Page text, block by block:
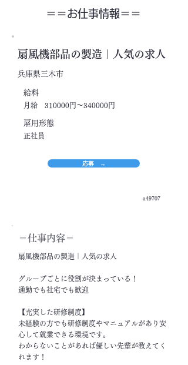
＝＝​お仕事情報＝＝
扇風機部品の製造｜人気の求人
兵庫県三木市
​給料
月給 310000円～340000円
​雇用形態
正社員
応募 →
a49707
＝​仕事内容＝
扇風機部品の製造｜人気の求人
グループごとに役割が決まっている！
通勤でも社宅でも歓迎
【充実した研修制度】
未経験の方でも研修制度やマニュアルがあり安
心して就業できる環境です。
わからないことがあれば優しい先輩が教えてく
れます！